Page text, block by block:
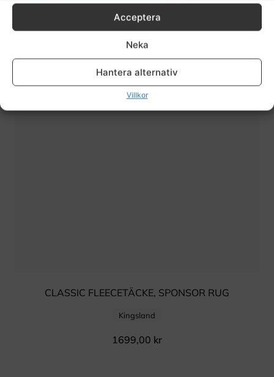
Acceptera
Neka
Hantera alternativ
Villkor
1349,00kr
CLASSIC FLEECETÄCKE, SPONSOR RUG
Kingsland
1699,00 kr